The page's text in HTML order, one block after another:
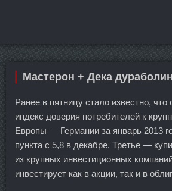
Мастерон + Дека
Ранее в пятницу стало известно,
индекс доверия потребителей к
Европы — Германии за январь 2013
пункта с 5,8 в декабре. Третье —
из крупных инвестиционных
инвестирует как в акции, так и в